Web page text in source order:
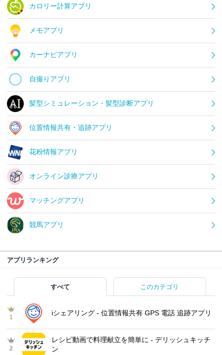
カロリー計算アプリ
メモアプリ
カーナビアプリ
自撮りアプリ
髪型シミュレーション・髪型診断アプリ
位置情報共有・追跡アプリ
花粉情報アプリ
オンライン診療アプリ
マッチングアプリ
競馬アプリ
アプリランキング
すべて このカテゴリ
1
iシェアリング - 位置情報共有 GPS 電話 追跡アプリ
2
レシピ動画で料理献立を簡単‪に - デリッシュキッチ
ン